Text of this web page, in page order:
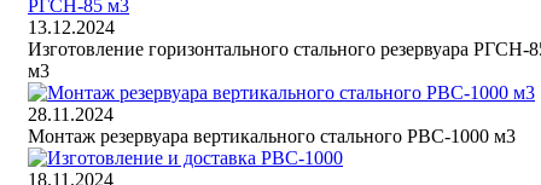
13.12.2024
Изготовление горизонтального стального резервуара РГСН-
м3
28.11.2024
Монтаж резервуара вертикального стального РВС-1000 м3
18.11.2024